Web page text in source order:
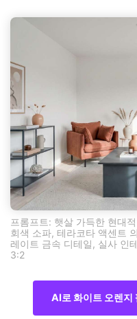
프롬프트: 햇살 가득한 현대
회색 소파, 테라코타 액센트
레이트 금속 디테일, 실사 인
3:2
AI로 화이트 오렌지